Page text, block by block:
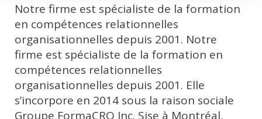
Notre firme est spécialiste de la formation
en compétences relationnelles
organisationnelles depuis 2001. Notre
firme est spécialiste de la formation en
compétences relationnelles
organisationnelles depuis 2001. Elle
s’incorpore en 2014 sous la raison sociale
Groupe FormaCRO Inc. Sise à Montréal,